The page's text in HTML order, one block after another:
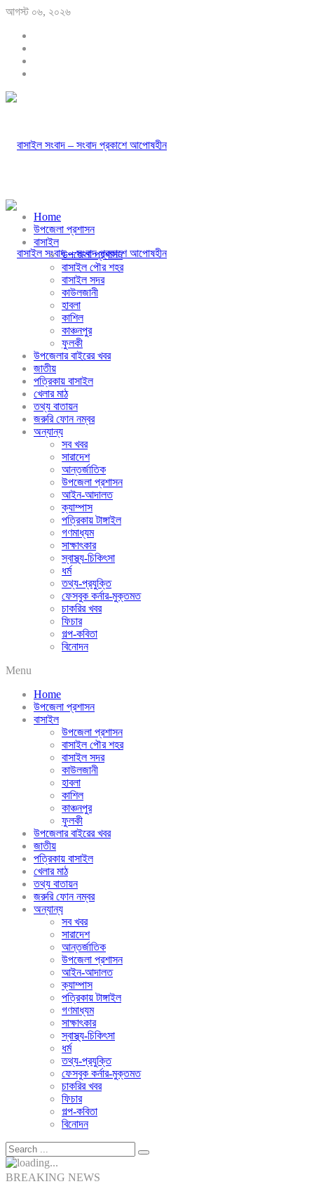
আগস্ট ০৬, ২০২৬
Home
উপজেলা প্রশাসন
বাসাইল
উপজেলা প্রশাসন
বাসাইল পৌর শহর
বাসাইল সদর
কাউলজানী
হাবলা
কাশিল
কাঞ্চনপুর
ফুলকী
উপজেলার বাইরের খবর
জাতীয়
পত্রিকায় বাসাইল
খেলার মাঠ
তথ্য বাতায়ন
জরুরি ফোন নম্বর
অন্যান্য
সব খবর
সারাদেশ
আন্তর্জাতিক
উপজেলা প্রশাসন
আইন-আদালত
ক্যাম্পাস
পত্রিকায় টাঙ্গাইল
গণমাধ্যম
সাক্ষাৎকার
স্বাস্থ্য-চিকিৎসা
ধর্ম
তথ্য-প্রযুক্তি
ফেসবুক কর্নার-মুক্তমত
চাকরির খবর
ফিচার
গল্প-কবিতা
বিনোদন
Menu
Home
উপজেলা প্রশাসন
বাসাইল
উপজেলা প্রশাসন
বাসাইল পৌর শহর
বাসাইল সদর
কাউলজানী
হাবলা
কাশিল
কাঞ্চনপুর
ফুলকী
উপজেলার বাইরের খবর
জাতীয়
পত্রিকায় বাসাইল
খেলার মাঠ
তথ্য বাতায়ন
জরুরি ফোন নম্বর
অন্যান্য
সব খবর
সারাদেশ
আন্তর্জাতিক
উপজেলা প্রশাসন
আইন-আদালত
ক্যাম্পাস
পত্রিকায় টাঙ্গাইল
গণমাধ্যম
সাক্ষাৎকার
স্বাস্থ্য-চিকিৎসা
ধর্ম
তথ্য-প্রযুক্তি
ফেসবুক কর্নার-মুক্তমত
চাকরির খবর
ফিচার
গল্প-কবিতা
বিনোদন
BREAKING NEWS